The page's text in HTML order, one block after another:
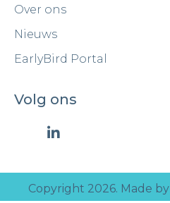
Over ons
Nieuws
EarlyBird Portal
Volg ons
Copyright 2026. Made by